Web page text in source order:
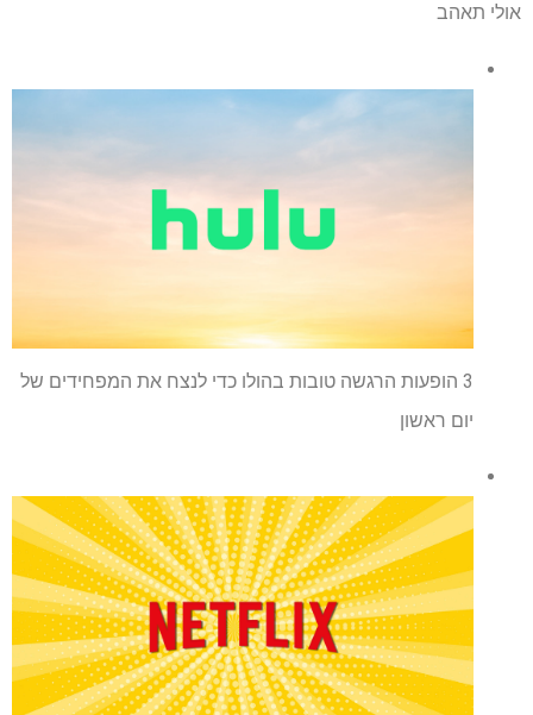
אולי תאהב
3 הופעות הרגשה טובות בהולו כדי לנצח את המפחידים של
יום ראשון